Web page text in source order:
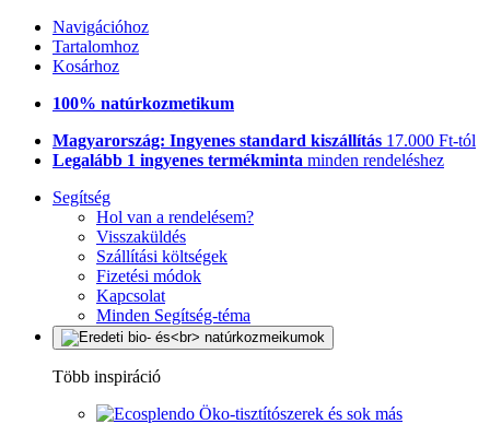
Navigációhoz
Tartalomhoz
Kosárhoz
100% natúrkozmetikum
Magyarország: Ingyenes standard kiszállítás 17.000 Ft-tól
Legalább 1 ingyenes termékminta minden rendeléshez
Segítség
Hol van a rendelésem?
Visszaküldés
Szállítási költségek
Fizetési módok
Kapcsolat
Minden Segítség-téma
Több inspiráció
Öko-tisztítószerek és sok más